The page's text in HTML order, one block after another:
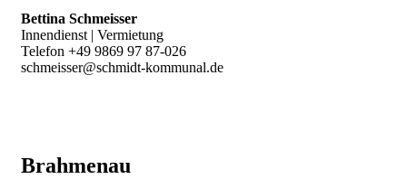
Bettina Schmeisser
Innendienst | Vermietung
Telefon +49 9869 97 87-026
schmeisser@schmidt-kommunal.de
Brahmenau